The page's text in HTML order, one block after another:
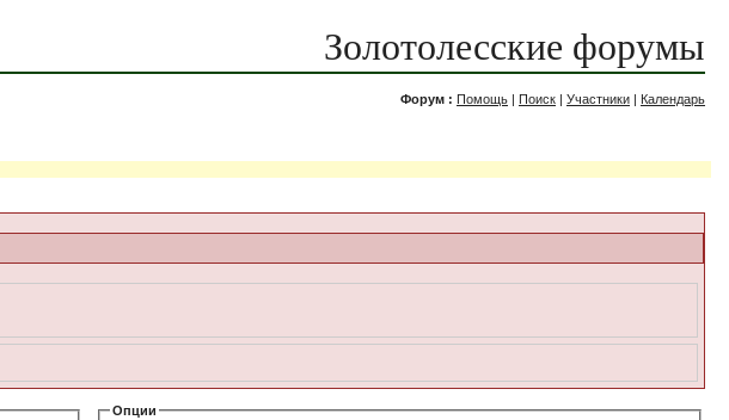
Золотолесские форумы
Форум : Помощь | Поиск | Участники | Календарь
Опции